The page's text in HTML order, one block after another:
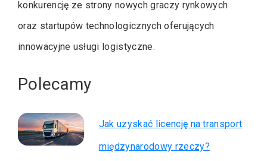
konkurencję ze strony nowych graczy rynkowych
oraz startupów technologicznych oferujących
innowacyjne usługi logistyczne.
Polecamy
Jak uzyskać licencję na transport
międzynarodowy rzeczy?